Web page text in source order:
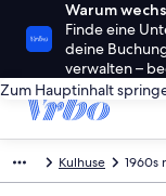
Warum
Finde eine
deine
verwalten –
Zum Hauptinhalt
Kulhuse 1960s